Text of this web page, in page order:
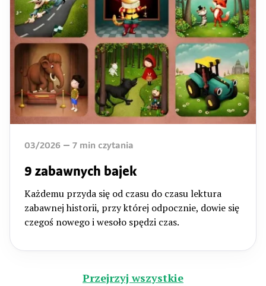
03/2026 7 min czytania
9 zabawnych bajek
Każdemu przyda się od czasu do czasu lektura
zabawnej historii, przy której odpocznie, dowie się
czegoś nowego i wesoło spędzi czas.
Przejrzyj wszystkie